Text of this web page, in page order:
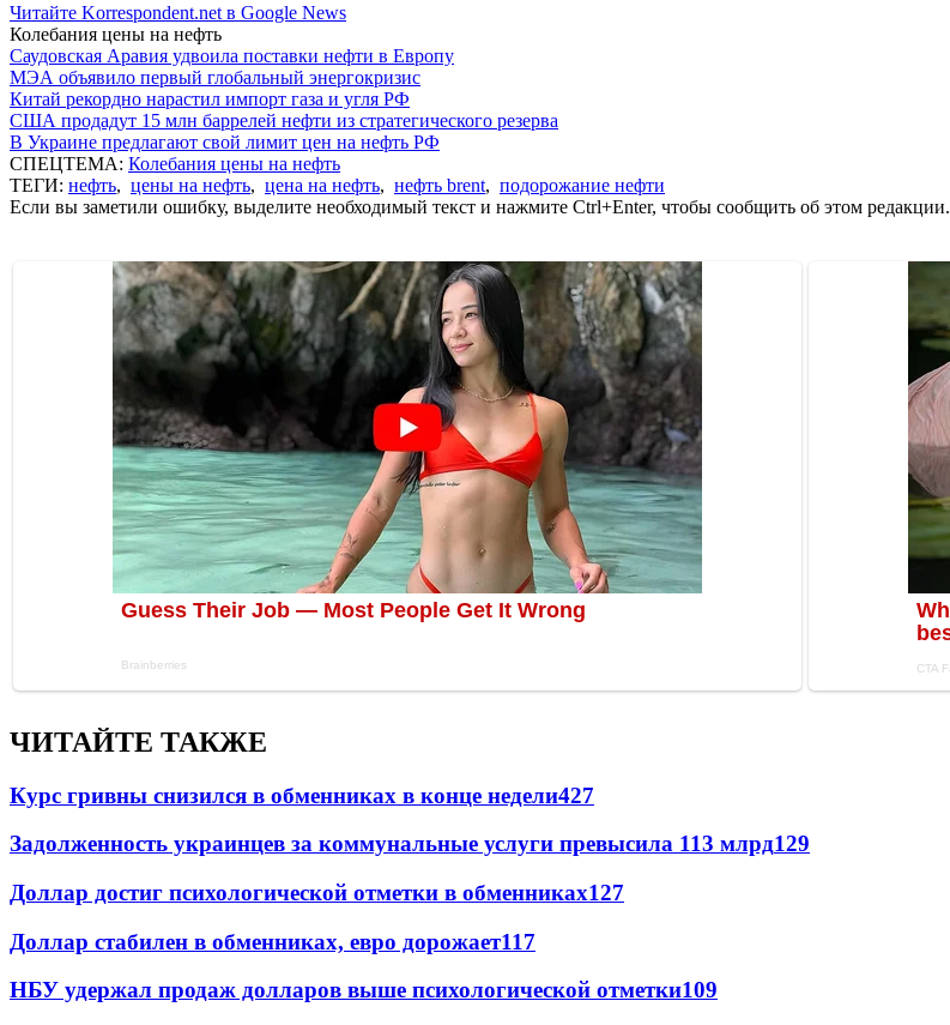
Читайте Korrespondent.net в Google News
Колебания цены на нефть
Саудовская Аравия удвоила поставки нефти в Европу
МЭА объявило первый глобальный энергокризис
Китай рекордно нарастил импорт газа и угля РФ
США продадут 15 млн баррелей нефти из стратегического резерва
В Украине предлагают свой лимит цен на нефть РФ
СПЕЦТЕМА: Колебания цены на нефть
ТЕГИ: нефть, цены на нефть, цена на нефть, нефть brent, подорожание нефти
Если вы заметили ошибку, выделите необходимый текст и нажмите Ctrl+Enter, чтобы сообщить об этом редакции.
ЧИТАЙТЕ ТАКЖЕ
Курс гривны снизился в обменниках в конце недели427
Задолженность украинцев за коммунальные услуги превысила 113 млрд129
Доллар достиг психологической отметки в обменниках127
Доллар стабилен в обменниках, евро дорожает117
НБУ удержал продаж долларов выше психологической отметки109